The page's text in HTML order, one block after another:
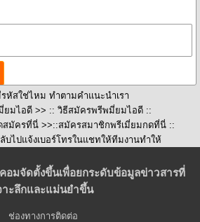
หัสใช่ไหม ทำตามคำแนะนำเรา
ยมไอดี >> :: วิธีสมัครพรีพมี่ยมไอดี ::
สมัครที่นี่ >>::สมัครสมาชิกพรีเมี่ยมกดที่นี่ ::
บไปแจ้งเบอร์โทรในแชทให้ทีมงานทำให้
อมจัดตั้งขึ้นเพื่อยกระดับข้อมูลข่าวสารที่
าะลึกและแม่นยำขึ้น
ช่องทางการติดต่อ